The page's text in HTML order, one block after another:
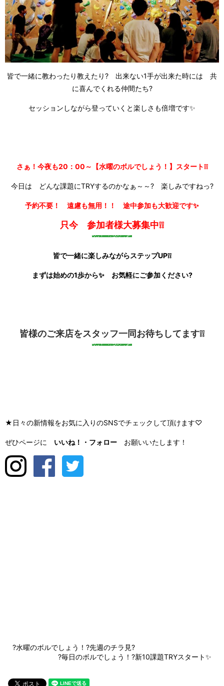
皆で一緒に教わったり教えたり? 出来ない1手が出来た時には 共
に喜んでくれる仲間たち?
セッションしながら登っていくと楽しさも倍増です✨
さぁ！今夜も20：00～【水曜のボルでしょう！】スタート❕❕
今日は どんな課題にTRYするのかなぁ～～? 楽しみですねっ?
予約不要！ 遠慮も無用！！ 途中参加も大歓迎です✨
只今 参加者様大募集中❕❕
皆で一緒に楽しみながらステップUP❕❕
まずは始めの1歩から✨ お気軽にご参加ください?
皆様のご来店をスタッフ一同お待ちしてます❕❕
★日々の新情報をお気に入りのSNSでチェックして頂けます♡
ぜひページに いいね！・ フォロー お願いいたします！
?水曜のボルでしょう！?先週のチラ見?
?毎日のボルでしょう！?新10課題TRYスタート✨